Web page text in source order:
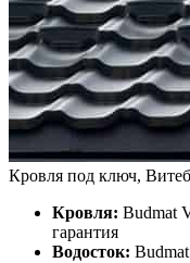
Кровля под ключ,
Кровля: Budmat
гарантия
Водосток: